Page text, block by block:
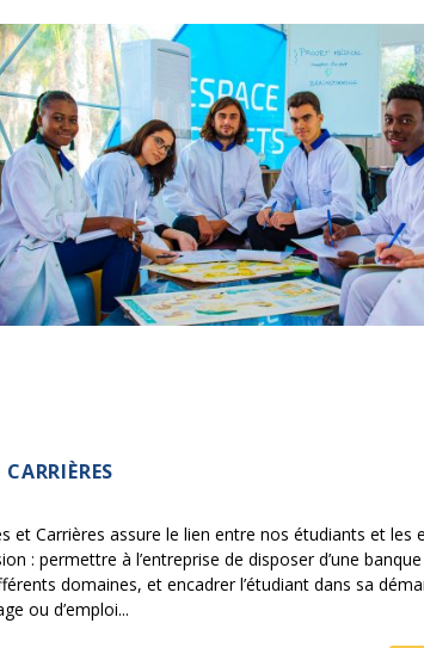
et Carrières assure le lien entre nos étudiants et les
: permettre à l’entreprise de disposer d’une
domaines, et encadrer l’étudiant dans sa
ou d’emploi...